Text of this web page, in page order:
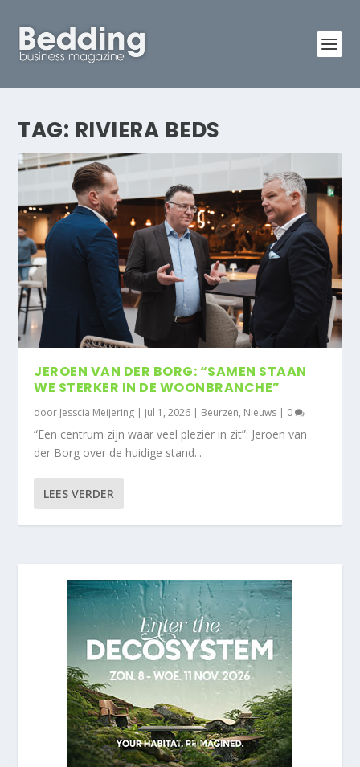
TAG: RIVIERA BEDS
JEROEN VAN DER BORG: “SAMEN STAAN
WE STERKER IN DE WOONBRANCHE”
door Jesscia Meijering | jul 1, 2026 | Beurzen, Nieuws | 0
“Een centrum zijn waar veel plezier in zit”: Jeroen van
der Borg over de huidige stand...
LEES VERDER